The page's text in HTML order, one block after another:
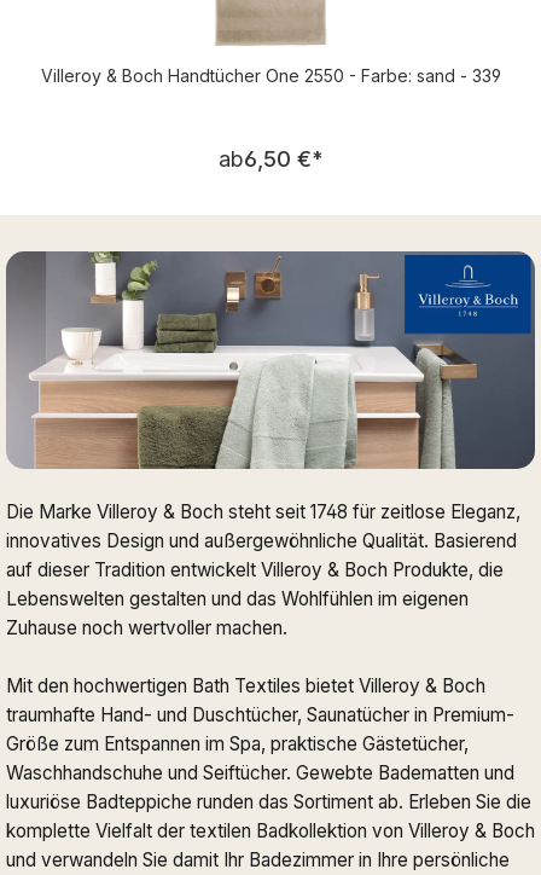
Villeroy & Boch Handtücher One 2550 - Farbe: sand - 339
Regulärer Preis:
ab6,50 €*
Die Marke Villeroy & Boch steht seit 1748 für zeitlose Eleganz,
innovatives Design und außergewöhnliche Qualität. Basierend
auf dieser Tradition entwickelt Villeroy & Boch Produkte, die
Lebenswelten gestalten und das Wohlfühlen im eigenen
Zuhause noch wertvoller machen.
Mit den hochwertigen Bath Textiles bietet Villeroy & Boch
traumhafte Hand- und Duschtücher, Saunatücher in Premium-
Größe zum Entspannen im Spa, praktische Gästetücher,
Waschhandschuhe und Seiftücher. Gewebte Badematten und
luxuriöse Badteppiche runden das Sortiment ab. Erleben Sie die
komplette Vielfalt der textilen Badkollektion von Villeroy & Boch
und verwandeln Sie damit Ihr Badezimmer in Ihre persönliche